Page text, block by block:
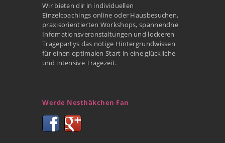
Wir bieten dir in individuellen
Einzelcoachings online oder Hausbesuchen,
praxisorientierten Workshops, spannendne
Infomationsveranstaltungen und lockeren
Tragepartys das nötige Hintergrundwissen
für einen optimalen Start in eine glückliche
und intensive Tragezeit.
Werde Nesthäkchen Fan